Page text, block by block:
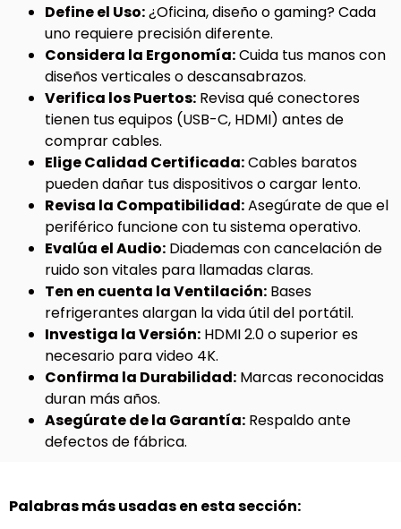
Define el Uso:¿Oficina, diseño o gaming? Cada
uno requiere precisión diferente.
Considera la Ergonomía:Cuida tus manos con
diseños verticales o descansabrazos.
Verifica los Puertos: Revisa qué conectores
tienen tus equipos (USB-C, HDMI) antes de
comprar cables.
Elige Calidad Certificada:Cables baratos
pueden dañar tus dispositivos o cargar lento.
Revisa la Compatibilidad:Asegúrate de que el
periférico funcione con tu sistema operativo.
Evalúa el Audio: Diademas con cancelación de
ruido son vitales para llamadas claras.
Ten en cuenta la Ventilación: Bases
refrigerantes alargan la vida útil del portátil.
Investiga la Versión: HDMI 2.0 o superior es
necesario para video 4K.
Confirma la Durabilidad: Marcas reconocidas
duran más años.
Asegúrate de la Garantía: Respaldo ante
defectos de fábrica.
Palabras más usadas en esta sección: